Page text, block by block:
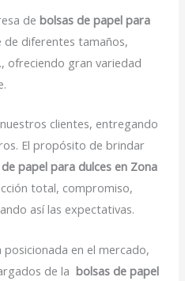
debolsas de papel para
de diferentes tamaños,
ofreciendo gran variedad
clientes, entregando
El propósito de brindar
papel para dulces en Zona
total, compromiso,
así las expectativas.
en el mercado,
de labolsas de papel